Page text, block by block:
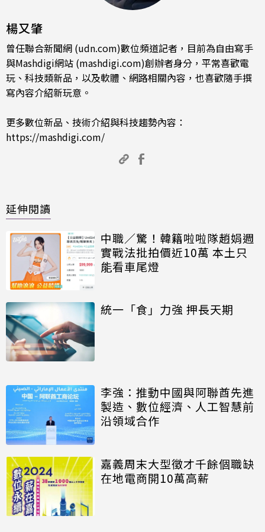
楊又肇
曾任聯合新聞網 (udn.com)數位頻道記者，目前為自由寫手
與Mashdigi網站 (mashdigi.com)創辦者身分，平常喜歡電
玩、科技類新品，以及軟體、網路相關內容，也喜歡隨手撰
寫內容介紹新玩意。
更多數位新品、技術介紹與科技趨勢內容：
https://mashdigi.com/
延伸閱讀
中職／驚！韓籍啦啦隊趙娟週
實戰法批拍價近10萬 本土只
能看車尾燈
統一「食」力強 押長天期
李強：推動中國與阿聯酋先進
製造、數位經濟、人工智慧前
沿領域合作
嘉義周末大型徵才千餘個職缺
在地電商開10萬高薪